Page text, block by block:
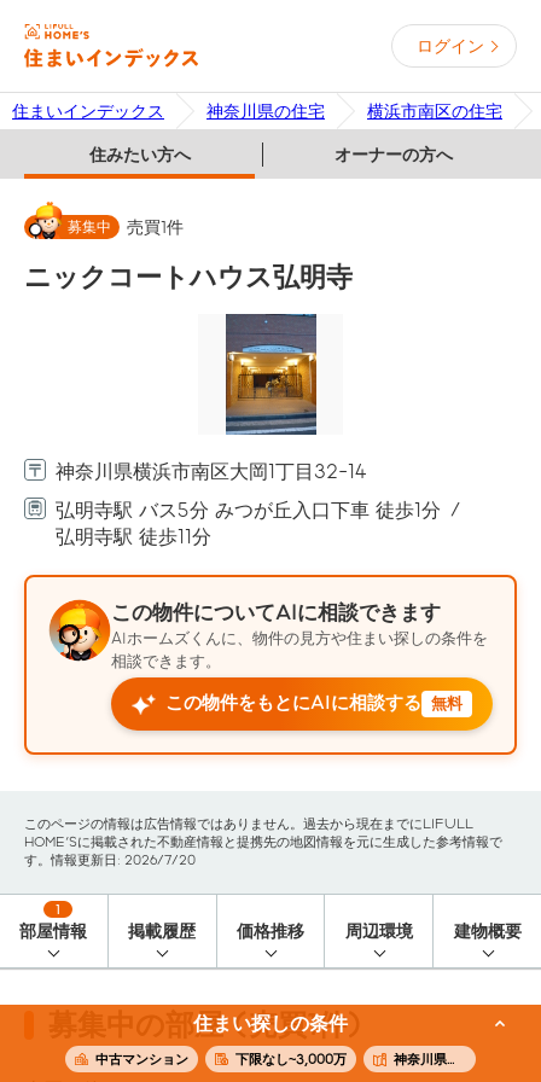
ログイン
住まいインデックス 神奈川県の住宅 横浜市南区の住宅
住みたい方へ オーナーの方へ
住まい探しの条件
中古マンション 下限なし~3,000万 神奈川県横浜市南区
募集中 売買1件
ニックコートハウス弘明寺
神奈川県横浜市南区大岡1丁目32-14
弘明寺駅 バス5分 みつが丘入口下車 徒歩1分
弘明寺駅 徒歩11分
この物件についてAIに相談できます
AIホームズくんに、物件の見方や住まい探しの条件を
相談できます。
この物件をもとにAIに相談する 無料
このページの情報は広告情報ではありません。過去から現在までにLIFULL
HOME'Sに掲載された不動産情報と提携先の地図情報を元に生成した参考情報で
す。情報更新日: 2026/7/20
部屋情報
1
掲載履歴 価格推移 周辺環境 建物概要
募集中の部屋 (売買1件)